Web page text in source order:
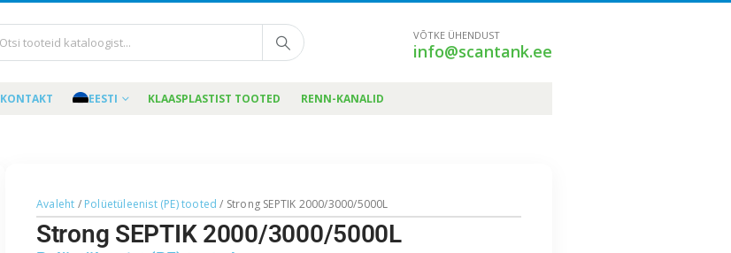
VÕTKE ÜHENDUST
info@scantank.ee
KONTAKT EESTI KLAASPLASTIST TOOTED RENN-KANALID
Avaleht / Polüetüleenist (PE) tooted / Strong SEPTIK 2000/3000/5000L
Strong SEPTIK 2000/3000/5000L